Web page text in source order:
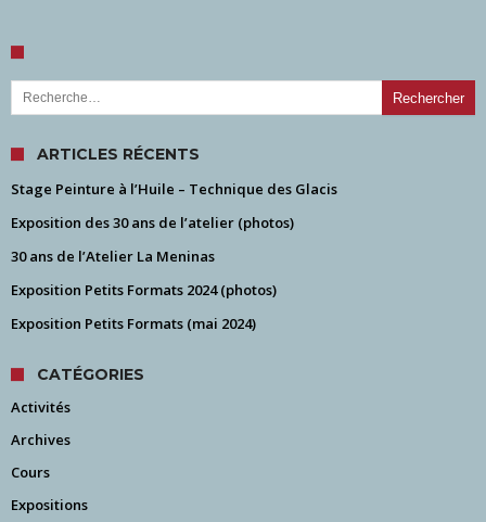
Rechercher :
ARTICLES RÉCENTS
Stage Peinture à l’Huile – Technique des Glacis
Exposition des 30 ans de l’atelier (photos)
30 ans de l’Atelier La Meninas
Exposition Petits Formats 2024 (photos)
Exposition Petits Formats (mai 2024)
CATÉGORIES
Activités
Archives
Cours
Expositions